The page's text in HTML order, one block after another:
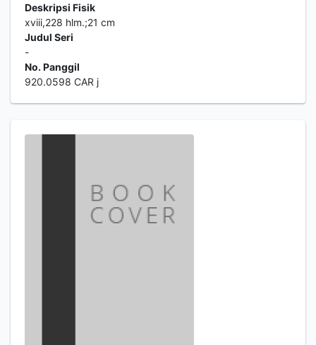
Deskripsi Fisik
xviii,228 hlm.;21 cm
Judul Seri
-
No. Panggil
920.0598 CAR j